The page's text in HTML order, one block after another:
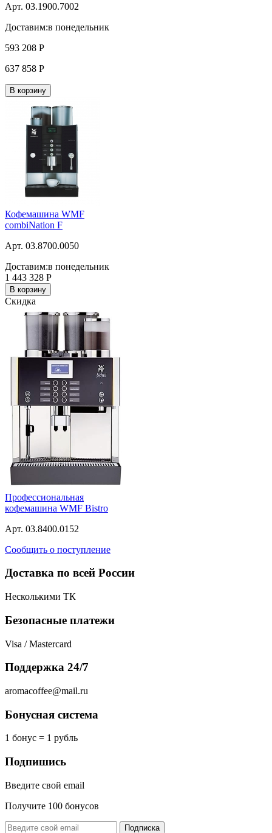
Арт. 03.1900.7002
Доставим:в понедельник
593 208 Р
637 858 Р
В корзину
Кофемашина WMF
combiNation F
Арт. 03.8700.0050
Доставим:в понедельник
1 443 328 Р
В корзину
Скидка
Профессиональная
кофемашина WMF Bistro
Арт. 03.8400.0152
Сообщить о поступление
Доставка по всей России
Несколькими ТК
Безопасные платежи
Visa / Mastercard
Поддержка 24/7
aromacoffee@mail.ru
Бонусная система
1 бонус = 1 рубль
Подпишись
Введите свой email
Получите 100 бонусов
Подписка